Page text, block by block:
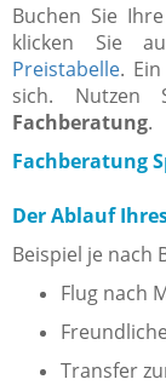
Buchen Sie
klicken Sie
Preistabelle.
sich. Nutzen
Fachberatung.
Fachberatung
Der Ablauf
Beispiel je nach
Flug nach
Transfer